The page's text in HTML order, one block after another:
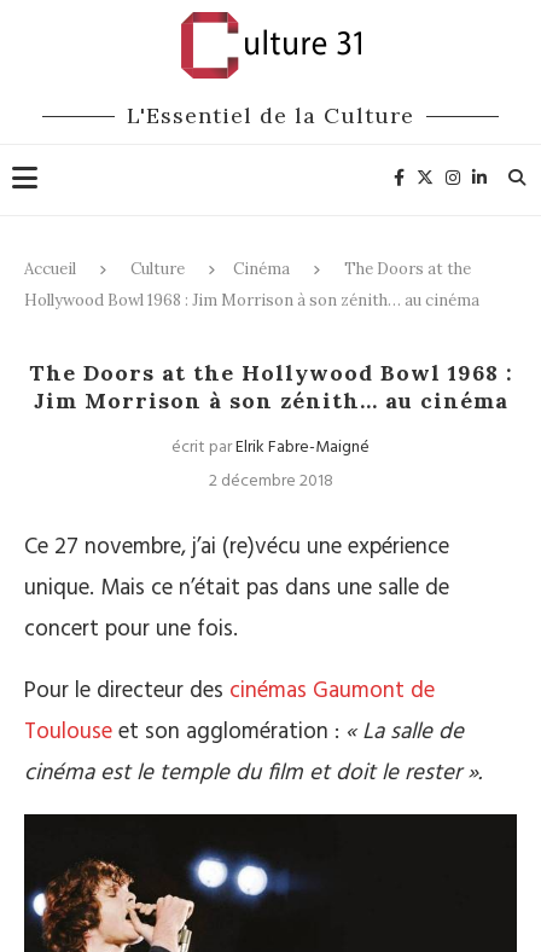
L'Essentiel de la Culture
Accueil Culture Cinéma
The Doors at the
Hollywood Bowl 1968 : Jim Morrison à son zénith… au cinéma
The Doors at the Hollywood Bowl 1968 :
Jim Morrison à son zénith… au cinéma
écrit parElrik Fabre-Maigné
2 décembre 2018
Ce 27 novembre, j’ai (re)vécu une expérience
unique. Mais ce n’était pas dans une salle de
concert pour une fois.
Pour le directeur des cinémas Gaumont de
Toulouseet son agglomération : « La salle de
cinéma est le temple du film et doit le rester ».